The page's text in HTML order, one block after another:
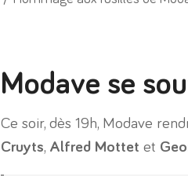
Modave se
Ce soir, dès 19h, Modave
Cruyts, Alfred Mottetet